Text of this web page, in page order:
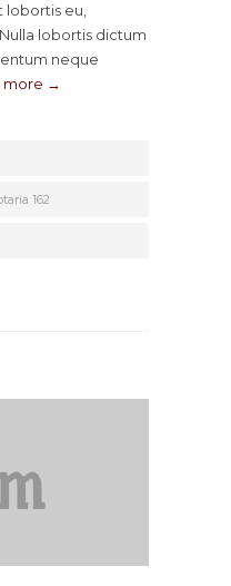
eu,
lobortis dictum
neque
more →
162